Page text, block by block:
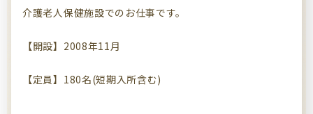
介護老人保健施設でのお仕事です。
【開設】2008年11月
【定員】180名(短期入所含む)